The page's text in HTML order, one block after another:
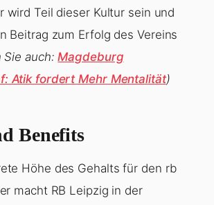
wird Teil dieser Kultur sein und
Beitrag zum Erfolg des Vereins
Sie auch:Magdeburg
Atik fordert Mehr Mentalität)
Benefits
Höhe des Gehalts für den rb
macht RB Leipzig in der